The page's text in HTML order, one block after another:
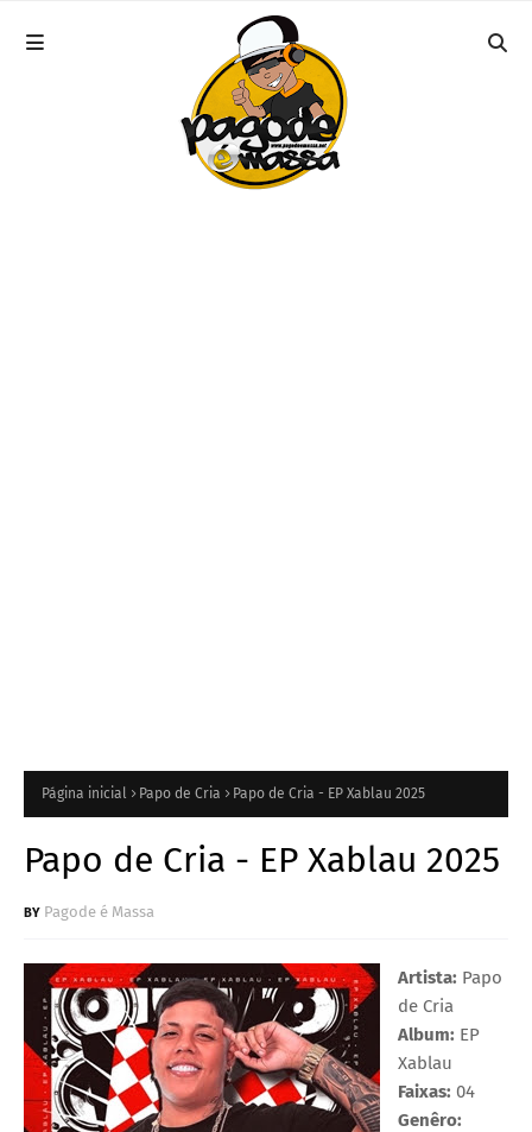
Página inicial Papo de Cria Papo de Cria - EP Xablau 2025
Papo de Cria - EP Xablau 2025
Pagode é Massa
Artista: Papo
de Cria
Album: EP
Xablau
Faixas: 04
Genêro: